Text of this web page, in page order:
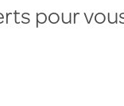
pour